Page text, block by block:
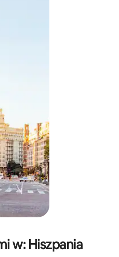
za pomocą gestów dotykowych
w: Hiszpania